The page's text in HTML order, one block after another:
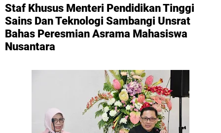
Event
Headline
Hukrim
Indonesia
Internasional
Manado
Politik dan Pemerintahan
Staf Khusus Menteri Pendidikan Tinggi
Sains Dan Teknologi Sambangi Unsrat
Bahas Peresmian Asrama Mahasiswa
Nusantara